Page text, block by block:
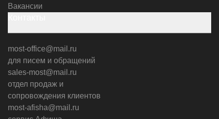
Вакансии
most-office@mail.ru
для писем и обращений
sales-most@mail.ru
отдел продаж и
сопровождения клиентов
most-afisha@mail.ru